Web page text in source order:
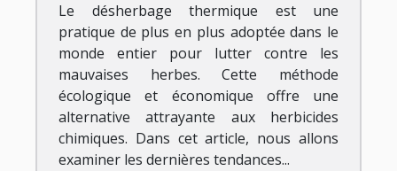
Le désherbage thermique est une
pratique de plus en plus adoptée dans le
monde entier pour lutter contre les
mauvaises herbes. Cette méthode
écologique et économique offre une
alternative attrayante aux herbicides
chimiques. Dans cet article, nous allons
examiner les dernières tendances...